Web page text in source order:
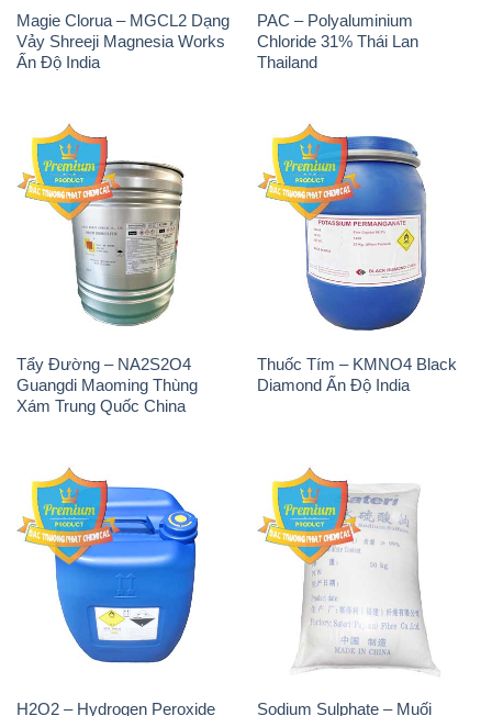
Magie Clorua – MGCL2 Dạng
Vảy Shreeji Magnesia Works
Ấn Độ India
PAC – Polyaluminium
Chloride 31% Thái Lan
Thailand
Tẩy Đường – NA2S2O4
Guangdi Maoming Thùng
Xám Trung Quốc China
Thuốc Tím – KMNO4 Black
Diamond Ấn Độ India
H2O2 – Hydrogen Peroxide
Sodium Sulphate – Muối